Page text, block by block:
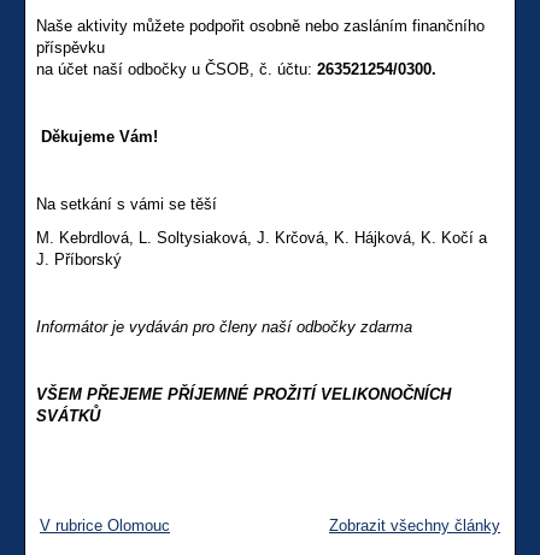
Naše aktivity můžete podpořit osobně nebo zasláním finančního
příspěvku
na účet naší odbočky u ČSOB, č. účtu: 263521254/0300.
Děkujeme Vám!
Na setkání s vámi se těší
M. Kebrdlová, L. Soltysiaková, J. Krčová, K. Hájková, K. Kočí a
J. Příborský
Informátor je vydáván pro členy naší odbočky zdarma
VŠEM PŘEJEME PŘÍJEMNÉ PROŽITÍ VELIKONOČNÍCH
SVÁTKŮ
V rubrice Olomouc Zobrazit všechny články